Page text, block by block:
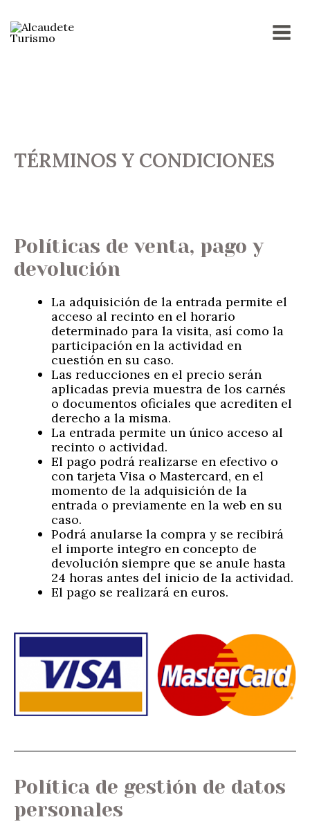
contenido
TÉRMINOS Y CONDICIONES
Políticas de venta, pago y
devolución
La adquisición de la entrada permite el
acceso al recinto en el horario
determinado para la visita, así como la
participación en la actividad en
cuestión en su caso.
Las reducciones en el precio serán
aplicadas previa muestra de los carnés
o documentos oficiales que acrediten el
derecho a la misma.
La entrada permite un único acceso al
recinto o actividad.
El pago podrá realizarse en efectivo o
con tarjeta Visa o Mastercard, en el
momento de la adquisición de la
entrada o previamente en la web en su
caso.
Podrá anularse la compra y se recibirá
el importe integro en concepto de
devolución siempre que se anule hasta
24 horas antes del inicio de la actividad.
El pago se realizará en euros.
Política de gestión de datos
personales